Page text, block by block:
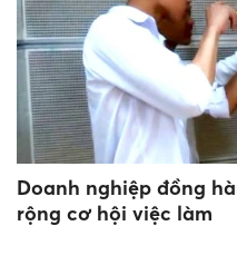
Doanh nghiệp đồng
rộng cơ hội việc làm